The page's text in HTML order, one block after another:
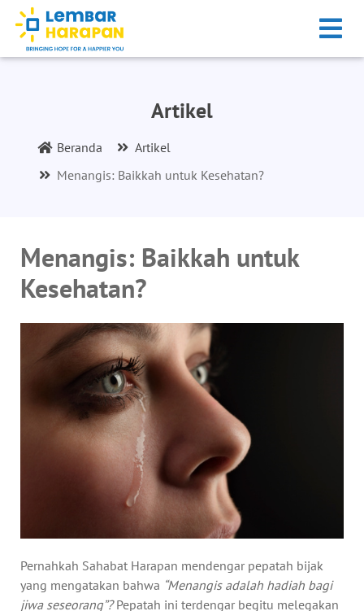
Artikel
Beranda
Artikel
Menangis: Baikkah untuk Kesehatan?
Menangis: Baikkah untuk
Kesehatan?
Pernahkah Sahabat Harapan mendengar pepatah bijak
yang mengatakan bahwa “Menangis adalah hadiah bagi
jiwa seseorang”?Pepatah ini terdengar begitu melegakan